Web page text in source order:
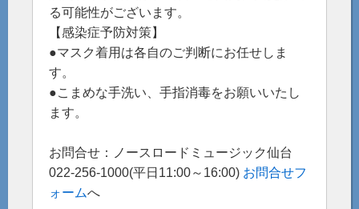
る可能性がございます。
【感染症予防対策】
●マスク着用は各自のご判断にお任せしま
す。
●こまめな手洗い、手指消毒をお願いいたし
ます。
お問合せ：ノースロードミュージック仙台
022-256-1000(平日11:00～16:00) お問合せフ
ォームへ